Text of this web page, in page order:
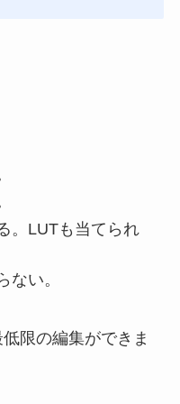
。LUTも当てられ
ない。
限の編集ができま